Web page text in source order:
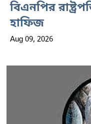
বিএনপির
হাফিজ
Aug 09, 2026